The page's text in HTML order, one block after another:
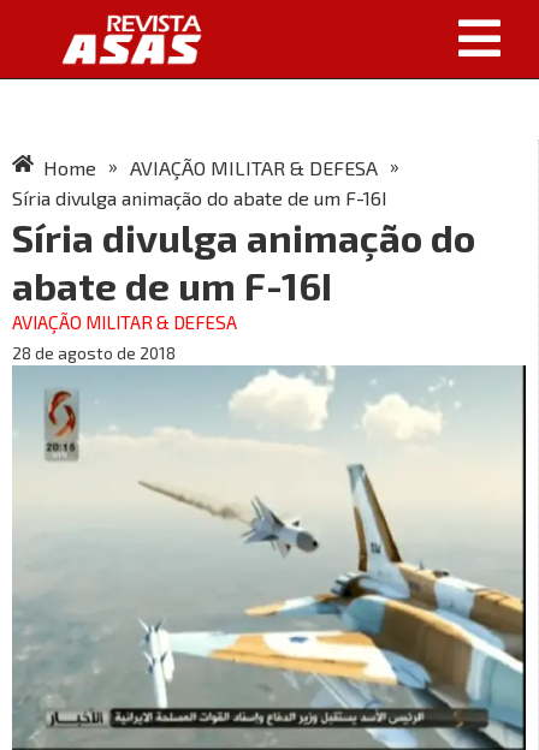
Home » AVIAÇÃO MILITAR & DEFESA »
Síria divulga animação do abate de um F-16I
Síria divulga animação do
abate de um F-16I
AVIAÇÃO MILITAR & DEFESA
28 de agosto de 2018